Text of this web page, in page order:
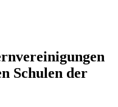
Schulen der